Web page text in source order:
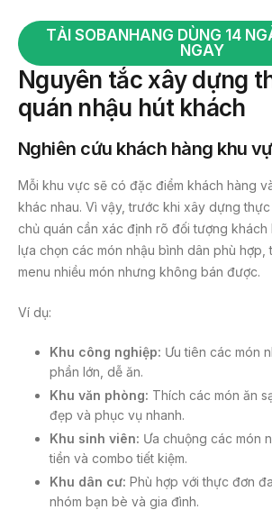
TẢI SOBANHANG DÙNG 14
NGAY
Nguyên tắc xây dựng
quán nhậu hút khách
Nghiên cứu khách hàng khu
Mỗi khu vực sẽ có đặc điểm khách hàng
khác nhau. Vì vậy, trước khi xây dựng thực
chủ quán cần xác định rõ đối tượng khách
lựa chọn các món nhậu bình dân phù hợp,
menu nhiều món nhưng không bán được.
Ví dụ:
Khu công nghiệp: Ưu tiên các món
phần lớn, dễ ăn.
Khu văn phòng: Thích các món ăn
đẹp và phục vụ nhanh.
Khu sinh viên: Ưa chuộng các món
tiền và combo tiết kiệm.
Khu dân cư: Phù hợp với thực đơn
nhóm bạn bè và gia đình.